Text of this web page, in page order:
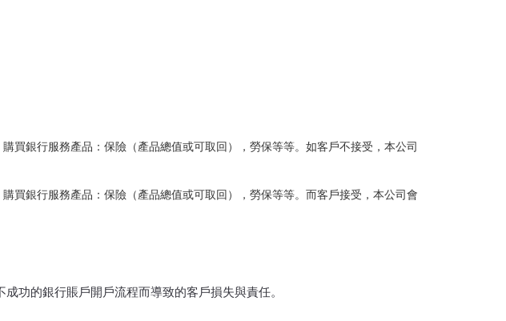
買銀行服務產品：保險（產品總值或可取回），勞保等等。如客戶不接受，本公司
買銀行服務產品：保險（產品總值或可取回），勞保等等。而客戶接受，本公司會
功的銀行賬戶開戶流程而導致的客戶損失與責任。